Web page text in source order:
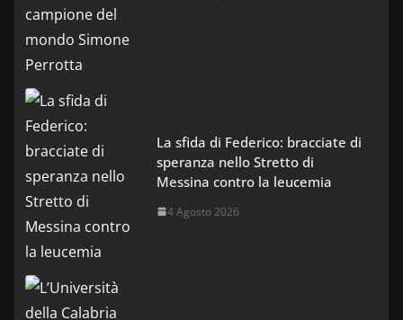
La sfida di Federico: bracciate di
speranza nello Stretto di
Messina contro la leucemia
4 Agosto 2026